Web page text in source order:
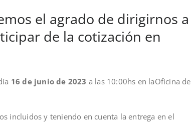
de dirigirnos a
de la cotización en
16 de junio de 2023 a las 10:00hs en laOficina de
incluidos y teniendo en cuenta la entrega en el